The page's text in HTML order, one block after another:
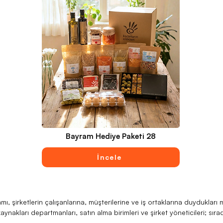
Bayram Hediye Paketi 28
İncele
sunuyoruz. 600'den fazla kadın üretici ile çalışarak Türkiye'nin en geniş kadın üretici ağına sahibiz. Akbank, Garanti BBVA, Roketsan, Shell gibi Türkiye'nin önde gelen kurumlarının güvendiği bir marka olarak 200'ü aşkın kurumsal müşteriye hizmet veriyoruz. Toplu siparişlerde rekabetçi fiyatlar, esnek ödeme koşulları ve hızlı teslimat garantisi sağlıyoruz. Logo baskı, özel hediye notu, kişiye özel paketleme ve çoklu adrese teslimat gibi kurumsal ihtiyaçlara yönelik kapsamlı çözümler sunuyoruz.

Sıkça Sorulan Sorular

Ramazan Bayramı kurumsal hediyesi neden önemlidir? Kurumsal bayram hediyesi, şirketlerin çalışanlarına ve iş ortaklarına değer verdiğini gösteren güçlü bir iletişim aracıdır. Çalışan bağlılığını ve motivasyonunu artırırken şirketin paylaşma ve dayanışma kültürüne verdiği önemi somut olarak ortaya koyar. Özenle seçilmiş bir ramazan bayramı hediyesi, çalışanların kendilerini değerli hissetmesini sağlayarak uzun vadede şirket kültürünü olumlu yönde etkiler.

Ramazan Bayramı kurumsal hediye siparişi için minimum adet var mı? Kadınların Elinden olarak minimum sipariş adedimiz bulunmamaktadır. İster küçük bir ekip için ister binlerce kişilik büyük ölçekli bir organizasyon için bayram hediye paketi hazırlayabiliyoruz. Toplu siparişlerde özel fiyat avantajları sunulmaktadır.

Bayram hediye paketleri ne kadar sürede teslim edilir? Stoklu ürünlerle hazırlanan hediye paketleri sipariş onayından itibaren 3 ila 5 iş günü içinde teslim edilmektedir. Özel üretim gerektiren veya kişiselleştirme yapılan siparişlerde bu süre sipariş adedine göre değişiklik gösterebilir. Ramazan Bayramı öncesi yoğunluk döneminde erken sipariş vermenizi öneriyoruz.

Bayram hediye paketlerine firma logosu eklenebilir mi? Evet, hediye kutuları ve paket içerisindeki birçok ürün üzerine firma logonuzun basılması mümkündür. Ayrıca firmanıza özel tasarım hediye notu ve kart ekleme seçeneği de mevcuttur.

Kadınların Elinden ürünleri gerçekten kadın üreticiler tarafından mı üretiliyor? Evet, ürünlerimiz Türkiye genelindeki kadın kooperatifleri ve kadın girişimciler tarafından üretilmektedir. Her ürünün arkasında gerçek bir kadın üreticinin hikayesi vardır. Tedarik zincirimiz tamamen şeffaf ve izlenebilir bir yapıdadır.

Bu Ramazan Bayramı'nda çalışanlarınıza sıradan bir hediye yerine, bir hikayesi olan, kadın emeğine değer veren ve gerçek bir sosyal etki yaratan bir kurumsal bayram hediyesi armağan edin. Kadınların Elinden bayram hediye paketleri ile hem gönüllere dokunun hem de kadın istihdamına destek olun.

---

8 Mart Kadınlar Günü Kurumsal Hediye Paketi – Kadınların Elinden

8 Mart Dünya Kadınlar Günü, şirketlerin kadın çalışanlarına, müşterilerine ve iş ortaklarına verdikleri değeri somut bir şekilde gösterebilecekleri en anlamlı günlerden biridir. Her yıl bu özel günde kurumsal hediye arayışına giren insan kaynakları departmanları, satın alma birimleri ve şirket yöneticileri; sıradan